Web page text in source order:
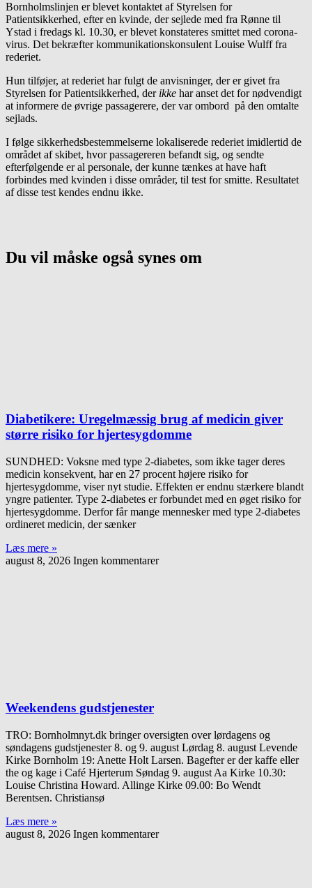
Bornholmslinjen er blevet kontaktet af Styrelsen for
Patientsikkerhed, efter en kvinde, der sejlede med fra Rønne til
Ystad i fredags kl. 10.30, er blevet konstateres smittet med corona-
virus. Det bekræfter kommunikationskonsulent Louise Wulff fra
rederiet.
Hun tilføjer, at rederiet har fulgt de anvisninger, der er givet fra
Styrelsen for Patientsikkerhed, der ikke har anset det for nødvendigt
at informere de øvrige passagerere, der var ombord på den omtalte
sejlads.
I følge sikkerhedsbestemmelserne lokaliserede rederiet imidlertid de
området af skibet, hvor passagereren befandt sig, og sendte
efterfølgende er al personale, der kunne tænkes at have haft
forbindes med kvinden i disse områder, til test for smitte. Resultatet
af disse test kendes endnu ikke.
Du vil måske også synes om
Diabetikere: Uregelmæssig brug af medicin giver
større risiko for hjertesygdomme
SUNDHED: Voksne med type 2-diabetes, som ikke tager deres
medicin konsekvent, har en 27 procent højere risiko for
hjertesygdomme, viser nyt studie. Effekten er endnu stærkere blandt
yngre patienter. Type 2-diabetes er forbundet med en øget risiko for
hjertesygdomme. Derfor får mange mennesker med type 2-diabetes
ordineret medicin, der sænker
Læs mere »
august 8, 2026 Ingen kommentarer
Weekendens gudstjenester
TRO: Bornholmnyt.dk bringer oversigten over lørdagens og
søndagens gudstjenester 8. og 9. august Lørdag 8. august Levende
Kirke Bornholm 19: Anette Holt Larsen. Bagefter er der kaffe eller
the og kage i Café Hjerterum Søndag 9. august Aa Kirke 10.30:
Louise Christina Howard. Allinge Kirke 09.00: Bo Wendt
Berentsen. Christiansø
Læs mere »
august 8, 2026 Ingen kommentarer